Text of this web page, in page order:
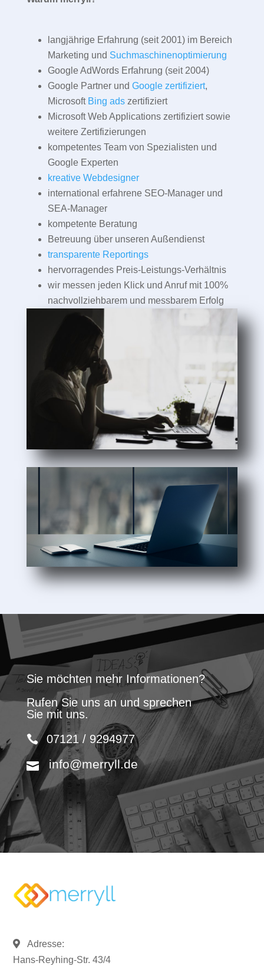
langjährige Erfahrung (seit 2001) im Bereich
Marketing und Suchmaschinenoptimierung
Google AdWords Erfahrung (seit 2004)
Google Partner und Google zertifiziert,
Microsoft Bing adszertifiziert
Microsoft Web Applications zertifiziert sowie
weitere Zertifizierungen
kompetentes Team von Spezialisten und
Google Experten
kreative Webdesigner
international erfahrene SEO-Manager und
SEA-Manager
kompetente Beratung
Betreuung über unseren Außendienst
transparente Reportings
hervorragendes Preis-Leistungs-Verhältnis
wir messen jeden Klick und Anruf mit 100%
nachvollziehbarem und messbarem Erfolg
Sie möchten mehr Informationen?
Rufen Sie uns an und sprechen
Sie mit uns.
07121 / 9294977
info@merryll.de
Adresse:
Hans-Reyhing-Str. 43/4